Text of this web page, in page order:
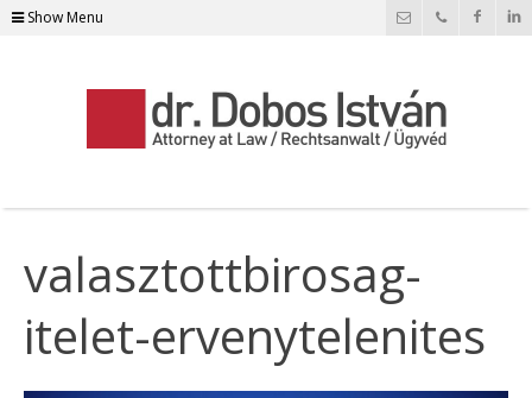
Show Menu
valasztottbirosag-
itelet-ervenytelenites